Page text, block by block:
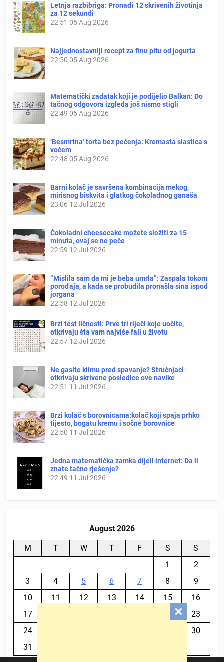
Letnja razbibriga: Pronađi 12 skrivenih životinja
za 12 sekundi
22:51 05 Aug 2026
Najjednostavniji recept za finu pitu od jogurta
22:50 05 Aug 2026
Matematički zadatak koji je podijelio Balkan: Do
tačnog odgovora izgleda još nismo stigli
22:49 05 Aug 2026
‘Besmrtna’ torta bez pečenja: Kremasta slastica s
voćem
22:48 05 Aug 2026
Barni kolač je savršena kombinacija mekog,
mirisnog biskvita i glatkog čokoladnog ganaša
23:06 12 Jul 2026
Čokoladni cheesecake možete složiti za 15
minuta, ovaj se ne peče
22:59 12 Jul 2026
“Mislila sam da mi je beba umrla”: Zaspala tokom
porođaja, a kada se probudila pronašla sina ispod
jorgana
22:58 12 Jul 2026
Brzi test ličnosti: Prve tri riječi koje uočite,
otkrivaju šta vam najviše fali u životu
22:57 12 Jul 2026
Ne gasite klimu pred spavanje? Stručnjaci
otkrivaju skrivene posledice ove navike
22:51 11 Jul 2026
Brzi kolač s borovnicama:kolač koji spaja prhko
tijesto, bogatu kremu i sočne borovnice
22:50 11 Jul 2026
Jedna matematička zamka dijeli internet: Da li
znate tačno rješenje?
22:49 11 Jul 2026
August 2026
M T W T F S
S
1
2
3
4 5 6 7 8
9
10
11 12 13 14 15
16
17
23
24
30
31